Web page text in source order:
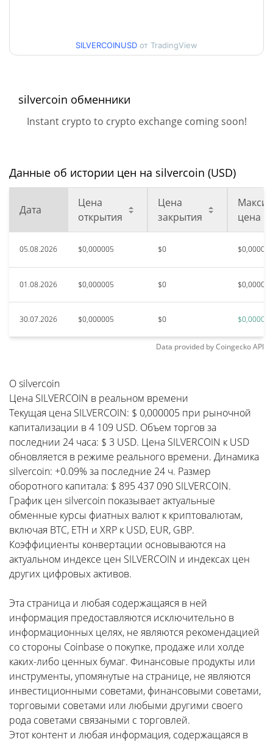
Мин. / макс цена за 90
$0,0000045277473 /
недели
Исторический мин.
июнь 6, 2026 (2 месяцев
назад)
9.97%
SILVERCOINUSD от TradingView
silvercoin обменники
Instant crypto to crypto exchange coming soon!
Данные об истории цен на silvercoin (USD)
Дата
Цена
открытия
Цена
закрытия
цена
05.08.2026 $0,000005 $0 $0,000005
01.08.2026 $0,000005 $0 $0,000005
30.07.2026 $0,000005 $0 $0,000005
Data provided byCoingeckoAPI
О silvercoin
Цена SILVERCOIN в реальном времени
Текущая цена SILVERCOIN: $ 0,000005 при рыночной
капитализации в 4 109 USD. Объем торгов за
последнии 24 часа: $ 3 USD. Цена SILVERCOIN к USD
обновляется в режиме реального времени. Динамика
silvercoin: +0.09% за последние 24 ч. Размер
оборотного капитала: $ 895 437 090 SILVERCOIN.
График цен silvercoin показывает актуальные
обменные курсы фиатных валют к криптовалютам,
включая BTC, ETH и XRP к USD, EUR, GBP.
Коэффициенты конвертации основываются на
актуальном индексе цен SILVERCOIN и индексах цен
других цифровых активов.
Эта страница и любая содержащаяся в ней
информация предоставляются исключительно в
информационных целях, не являются рекомендацией
со стороны Coinbase о покупке, продаже или холде
каких-либо ценных бумаг. Финансовые продукты или
инструменты, упомянутые на странице, не являются
инвестиционными советами, финансовыми советами,
торговыми советами или любыми другими своего
рода советами связаными с торговлей.
Этот контент и любая информация, содержащаяся в